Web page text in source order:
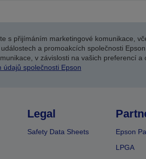
s přijímáním marketingové komunikace,
a promoakcích společnosti
v závislosti na vašich preferencí a
společnosti Epson
Legal
Safety Data Sheets
Epson
LPGA